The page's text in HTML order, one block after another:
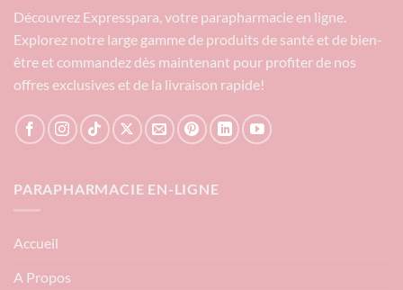
Découvrez Expresspara, votre parapharmacie en ligne.
Explorez notre large gamme de produits de santé et de bien-
être et commandez dès maintenant pour profiter de nos
offres exclusives et de la livraison rapide!
PARAPHARMACIE EN-LIGNE
Accueil
A Propos